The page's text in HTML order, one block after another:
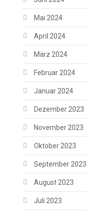
Mai 2024
April 2024
März 2024
Februar 2024
Januar 2024
Dezember 2023
November 2023
Oktober 2023
September 2023
August 2023
Juli 2023